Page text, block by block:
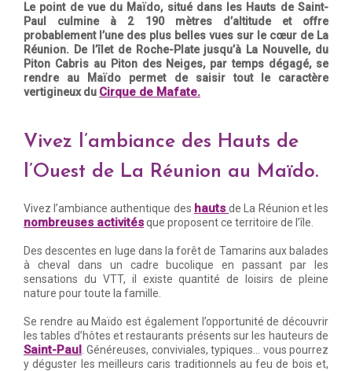
Le point de vue du Maïdo, situé dans les Hauts de Saint-
Paul culmine à 2 190 mètres d’altitude et offre
probablement l’une des plus belles vues sur le cœur de La
Réunion. De l’îlet de Roche-Plate jusqu’à La Nouvelle, du
Piton Cabris au Piton des Neiges, par temps dégagé, se
rendre au Maïdo permet de saisir tout le caractère
vertigineux du Cirque de Mafate.
Vivez l’ambiance des Hauts de
l’Ouest de La Réunion au Maïdo.
Vivez l’ambiance authentique des hautsde La Réunion et les
nombreuses activitésque proposent ce territoire de l’île.
Des descentes en luge dans la forêt de Tamarins aux balades
à cheval dans un cadre bucolique en passant par les
sensations du VTT, il existe quantité de loisirs de pleine
nature pour toute la famille.
Se rendre au Maïdo est également l’opportunité de découvrir
les tables d’hôtes et restaurants présents sur les hauteurs de
Saint-Paul . Généreuses, conviviales, typiques… vous pourrez
y déguster les meilleurs caris traditionnels au feu de bois et,